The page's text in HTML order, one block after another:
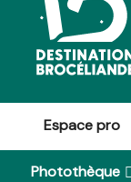
Espace pro
Photothèque